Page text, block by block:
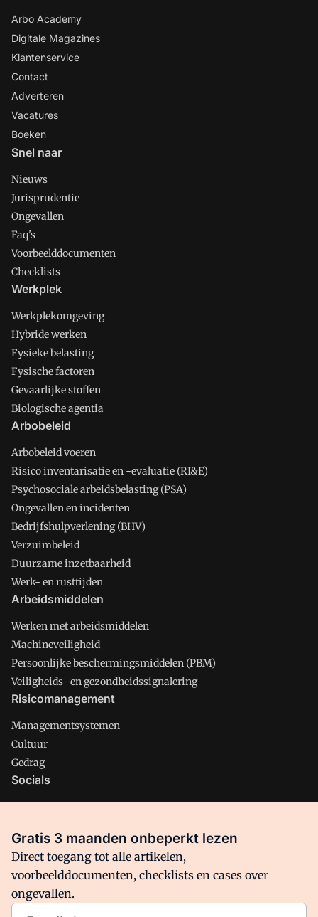
Arbo Academy
Digitale Magazines
Klantenservice
Contact
Adverteren
Vacatures
Boeken
Snel naar
Nieuws
Jurisprudentie
Ongevallen
Faq's
Voorbeelddocumenten
Checklists
Werkplek
Werkplekomgeving
Hybride werken
Fysieke belasting
Fysische factoren
Gevaarlijke stoffen
Biologische agentia
Arbobeleid
Arbobeleid voeren
Risico inventarisatie en -evaluatie (RI&E)
Psychosociale arbeidsbelasting (PSA)
Ongevallen en incidenten
Bedrijfshulpverlening (BHV)
Verzuimbeleid
Duurzame inzetbaarheid
Werk- en rusttijden
Arbeidsmiddelen
Werken met arbeidsmiddelen
Machineveiligheid
Persoonlijke beschermingsmiddelen (PBM)
Veiligheids- en gezondheidssignalering
Risicomanagement
Managementsystemen
Cultuur
Gedrag
Socials
Facebook
Arbo is onderdeel van VMN media. Lees inons manifestwaar
Gratis 3 maanden onbeperkt lezen
Direct toegang tot alle artikelen,
voorbeelddocumenten, checklists en cases over
ongevallen.